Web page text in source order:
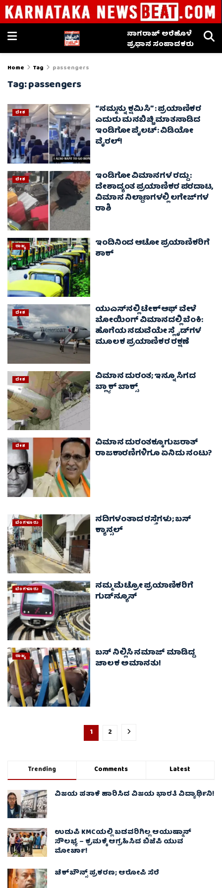
ನಾಗರಾಜ್ ಅರೆಹೊಳೆ
ಪ್ರಧಾನ ಸಂಪಾದಕರು
Home Tag passengers
Tag:passengers
ದೇಶ “ನಮ್ಮನ್ನು ಕ್ಷಮಿಸಿ” : ಪ್ರಯಾಣಿಕರ
ಎದುರು ಮನಬಿಚ್ಚಿ ಮಾತನಾಡಿದ
ಇಂಡಿಗೋ ಪೈಲಟ್: ವಿಡಿಯೋ
ವೈರಲ್!
ದೇಶ ಇಂಡಿಗೋ ವಿಮಾನಗಳ ರದ್ದು :
ದೇಶಾದ್ಯಂತ ಪ್ರಯಾಣಿಕರ ಪರದಾಟ,
ವಿಮಾನ ನಿಲ್ದಾಣಗಳಲ್ಲಿ ಲಗೇಜ್‌ಗಳ
ರಾಶಿ
ರಾಜ್ಯ ಇಂದಿನಿಂದ ಆಟೋ ಪ್ರಯಾಣಿಕರಿಗೆ
ಶಾಕ್
ದೇಶ ಯುಎಸ್‌ನಲ್ಲಿ ಟೇಕ್‌ಆಫ್ ವೇಳೆ
ಬೋಯಿಂಗ್ ವಿಮಾನದಲ್ಲಿ ಬೆಂಕಿ:
ಹೊಗೆಯ ನಡುವೆಯೇ ಸ್ಲೈಡ್‌ಗಳ
ಮೂಲಕ ಪ್ರಯಾಣಿಕರ ರಕ್ಷಣೆ
ದೇಶ ವಿಮಾನ ದುರಂತ; ಇನ್ನೂ ಸಿಗದ
ಬ್ಲ್ಯಾಕ್ ಬಾಕ್ಸ್
ದೇಶ ವಿಮಾನ ದುರಂತಕ್ಕೂ ಗುಜರಾತ್
ರಾಜಕಾರಣಿಗಳಿಗೂ ಏನಿದು ನಂಟು?
ಬೆಂಗಳೂರು
ನದಿಗಳಂತಾದ ರಸ್ತೆಗಳು; ಬಸ್
ಕ್ಯಾನ್ಸಲ್
ಬೆಂಗಳೂರು ನಮ್ಮ ಮೆಟ್ರೋ ಪ್ರಯಾಣಿಕರಿಗೆ
ಗುಡ್‌ನ್ಯೂಸ್
ರಾಜ್ಯ ಬಸ್ ನಿಲ್ಲಿಸಿ ನಮಾಜ್ ಮಾಡಿದ್ದ
ಚಾಲಕ ಅಮಾನತು!
1 2
Trending Comments Latest
ವಿಜಯ ಪತಾಕೆ ಹಾರಿಸಿದ ವಿಜಯ ಭಾರತಿ ವಿದ್ಯಾರ್ಥಿನಿ!
ಉಡುಪಿ KMCಯಲ್ಲಿ ಬಡವರಿಗಿಲ್ಲ ಆಯುಷ್ಮಾನ್
ಸೌಲಭ್ಯ – ಕ್ರಮಕ್ಕೆ ಆಗ್ರಹಿಸಿದ ಬಿಜೆಪಿ ಯುವ
ಮೋರ್ಚಾ!
ಚೆಕ್​ಬೌನ್ಸ್​ ಪ್ರಕರಣ; ಆರೋಪಿ ಸೆರೆ